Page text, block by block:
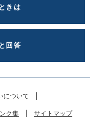
きは
回答
について
ク集 サイトマップ